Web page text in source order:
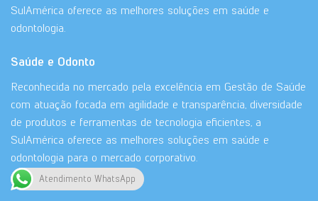
SulAmérica oferece as melhores soluções em saúde e
odontologia.
Saúde e Odonto
Reconhecida no mercado pela excelência em Gestão de Saúde
com atuação focada em agilidade e transparência, diversidade
de produtos e ferramentas de tecnologia eficientes, a
SulAmérica oferece as melhores soluções em saúde e
odontologia para o mercado corporativo.
Atendimento WhatsApp